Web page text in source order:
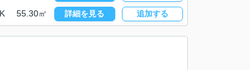
55.30㎡ 詳細を見る 追加する